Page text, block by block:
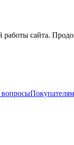
сайта.
Покупателям